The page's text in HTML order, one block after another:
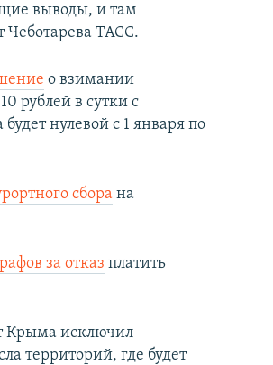
выводы, и там
Чеботарева ТАСС.
о взимании
рублей в сутки с
нулевой с 1 января по
сбора на
за отказ платить
Крыма исключил
территорий, где будет